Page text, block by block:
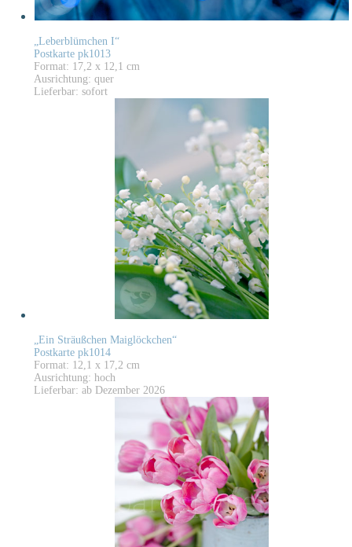
„Leberblümchen I“
Postkarte pk1013
Format: 17,2 x 12,1 cm
Ausrichtung: quer
Lieferbar: sofort
„Ein Sträußchen Maiglöckchen“
Postkarte pk1014
Format: 12,1 x 17,2 cm
Ausrichtung: hoch
Lieferbar: ab Dezember 2026